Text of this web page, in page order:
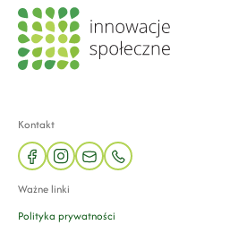
Kontakt
facebookinstagram
mail phone
Ważne linki
Polityka prywatności